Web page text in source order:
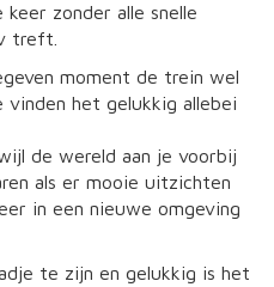
zonder alle snelle
treft.
moment de trein wel
vinden het gelukkig allebei
de wereld aan je voorbij
als er mooie uitzichten
in een nieuwe omgeving
te zijn en gelukkig is het